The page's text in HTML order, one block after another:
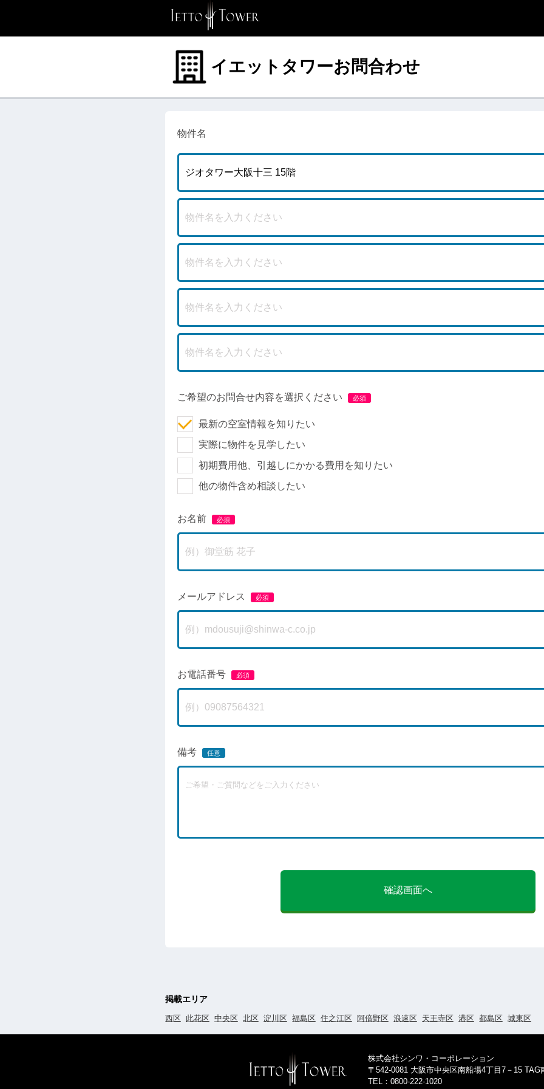
イエットタワーお問合わせ
物件名
ご希望のお問合せ内容を選択ください
最新の空室情報を知りたい
実際に物件を見学したい
初期費用他、引越しにかかる費用を知りたい
他の物件含め相談したい
お名前
メールアドレス
お電話番号
備考
確認画面へ
掲載エリア
西区 此花区 中央区 北区 淀川区 福島区 住之江区 阿倍野区 浪速区 天王寺区 港区 都島区 城東区
株式会社シンワ・コーポレーション
〒542-0081 大阪市中央区南船場4丁目7－15 TAG
TEL：0800-222-1020